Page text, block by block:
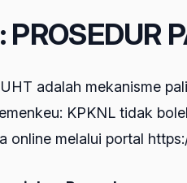
adalah mekanisme
KPKNL tidak
online melalui portal